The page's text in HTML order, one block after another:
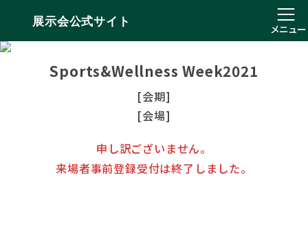
展示会公式サイト
メニュー
Sports&Wellness Week2021
[会期]
[会場]
申し訳ございません。
来場者事前登録受付は終了しました。